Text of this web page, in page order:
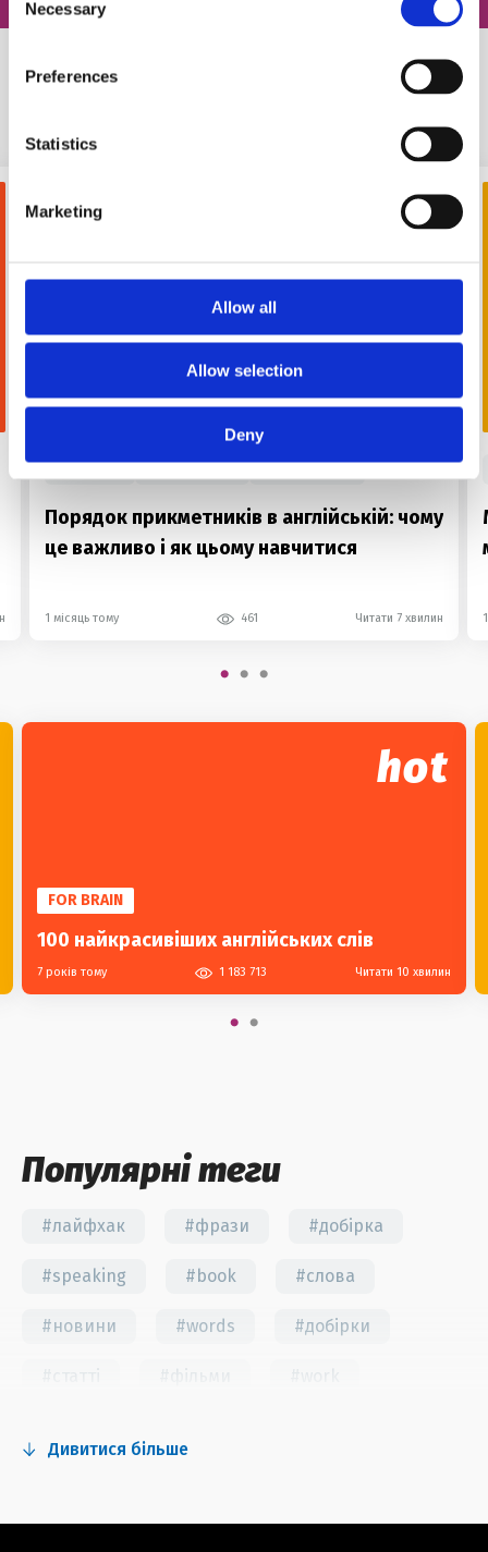
Selection
Necessary
Preferences
Statistics
Marketing
Allow all
Allow selection
Deny
FOR USE
#words #правила #grammar
Порядок прикметників в англійській: чому
це важливо і як цьому навчитися
1 місяць тому 461 Читати 7 хвилин
hot
FOR BRAIN
100 найкрасивіших англійських слів
7 років тому 1 183 713 Читати 10 хвилин
Популярні теги
#лайфхак #фрази #добірка
#speaking #book #слова
#новини #words #добірки
#grammar #writing #вправи
Дивитися більше